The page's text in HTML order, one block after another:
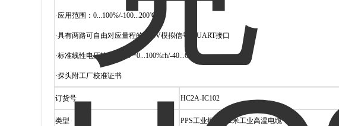
·应用范围：0...100%/-100...200℃
·具有两路可自由对应量程的0...1V模拟信号及UART接口
·标准线性电压输出0...1V=0...100%rh/-40...60℃
·探头附工厂校准证书
订货号 HC2A-IC102
类型 PPS工业探头，2米工业高温电缆